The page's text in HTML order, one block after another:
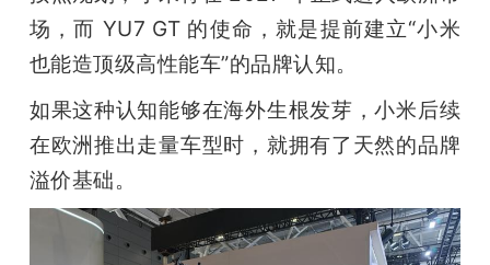
场，而 YU7 GT 的使命，就是提前建立“小米
也能造顶级高性能车”的品牌认知。
如果这种认知能够在海外生根发芽，小米后续
在欧洲推出走量车型时，就拥有了天然的品牌
溢价基础。